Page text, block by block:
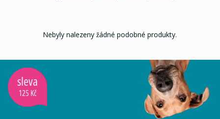
Nebyly nalezeny žádné podobné produkty.
sleva
125 Kč